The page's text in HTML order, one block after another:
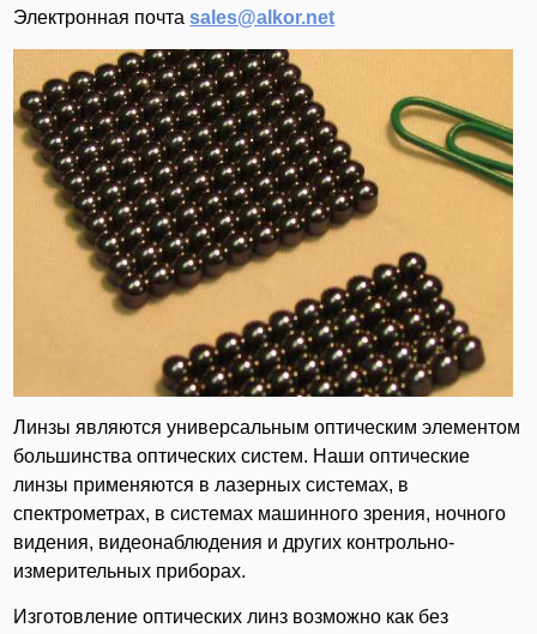
Электронная почтаsales@alkor.net
Линзы являются универсальным оптическим элементом
большинства оптических систем. Наши оптические
линзы применяются в лазерных системах, в
спектрометрах, в системах машинного зрения, ночного
видения, видеонаблюдения и других контрольно-
измерительных приборах.
Изготовление оптических линз возможно как без